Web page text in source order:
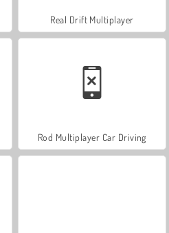
Real Drift Multiplayer
Rod Multiplayer Car Driving